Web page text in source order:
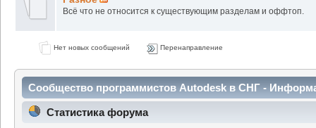
Всё что не относится к существующим разделам и оффтоп.
Нет новых сообщений Перенаправление
Сообщество программистов Autodesk в СНГ -
Статистика форума